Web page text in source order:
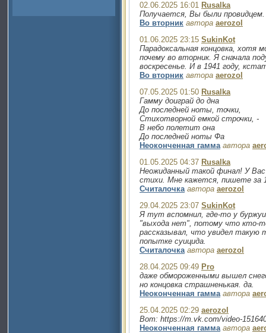
02.06.2025 16:01 Rusalka
Получается, Вы были провидцем.
Во вторник автора aerozol
01.06.2025 23:15 SukinKot
Парадоксальная концовка,
почему во вторник. Я сначала
воскресенье. И в 1941 году,
Во вторник автора aerozol
07.05.2025 01:50 Rusalka
Гамму доиграй до дна
До последней ноты, точки,
Стихотворной емкой строчки, -
В небо полетит она
До последней ноты Фа
Неоконченная гамма автора
01.05.2025 04:37 Rusalka
Неожиданный такой финал! У
стихи. Мне кажется, пишете за
Считалочка автора aerozol
29.04.2025 23:07 SukinKot
Я тут вспомнил, где-то у
"выхода нет", потому что кто-
рассказывал, что увидел такую
попытке суицида.
Считалочка автора aerozol
28.04.2025 09:49 Pro
даже обмороженными вышел
но концовка страшненькая. да.
Неоконченная гамма автора
25.04.2025 02:29 aerozol
Вот: https://m.vk.com/video-
Неоконченная гамма автора